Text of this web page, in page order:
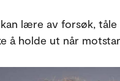
lære av forsøk,
å holde ut når